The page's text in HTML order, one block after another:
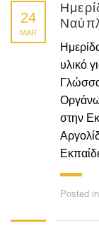
24
MAR
υλικό
στην
Posted